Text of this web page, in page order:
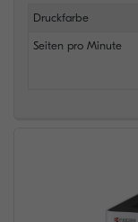
Druckfarbe
Seiten pro Minute